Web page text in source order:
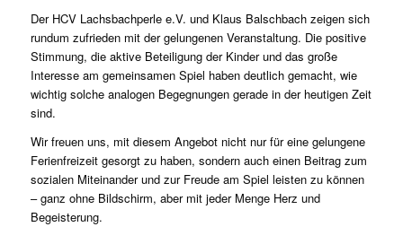
Der HCV Lachsbachperle e.V. und Klaus Balschbach zeigen sich
rundum zufrieden mit der gelungenen Veranstaltung. Die positive
Stimmung, die aktive Beteiligung der Kinder und das große
Interesse am gemeinsamen Spiel haben deutlich gemacht, wie
wichtig solche analogen Begegnungen gerade in der heutigen Zeit
sind.
Wir freuen uns, mit diesem Angebot nicht nur für eine gelungene
Ferienfreizeit gesorgt zu haben, sondern auch einen Beitrag zum
sozialen Miteinander und zur Freude am Spiel leisten zu können
– ganz ohne Bildschirm, aber mit jeder Menge Herz und
Begeisterung.